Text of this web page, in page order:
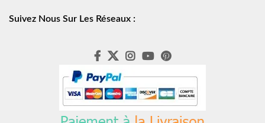
Suivez Nous Sur Les Réseaux :